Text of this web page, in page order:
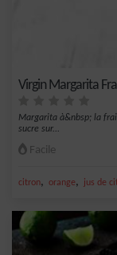
Virgin Margarita
Margarita à&nbsp; la
sucre sur...
Facile
citron, orange, jus de